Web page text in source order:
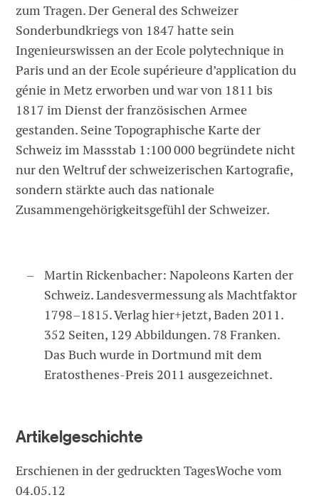
zum Tragen. Der General des Schweizer
Sonderbundkriegs von 1847 hatte sein
Ingenieurswissen an der Ecole polytechnique in
Paris und an der Ecole supérieure d’application du
génie in Metz erworben und war von 1811 bis
1817 im Dienst der französischen Armee
gestanden. Seine Topographische Karte der
Schweiz im Massstab 1:100 000 begründete nicht
nur den Weltruf der schweizerischen Kartografie,
sondern stärkte auch das nationale
Zusammengehörigkeitsgefühl der Schweizer.
Martin Rickenbacher: Napoleons Karten der
Schweiz. Landesvermessung als Machtfaktor
1798–1815. Verlag hier+jetzt, Baden 2011.
352 Seiten, 129 Abbildungen. 78 Franken.
Das Buch wurde in Dortmund mit dem
Eratosthenes-Preis 2011 ausgezeichnet.
Artikelgeschichte
Erschienen in der gedruckten TagesWoche vom
04.05.12